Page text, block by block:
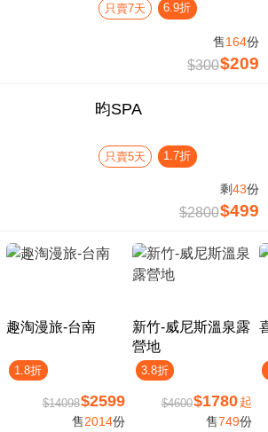
只賣7天 6.9折
售164份
$300$209
昀SPA
只賣5天 1.7折
剩43份
$2800$499
趣淘漫旅-台南
1.8折
$14098$2599
售2014份
新竹-威尼斯溫泉露
營地
3.8折
$4600$1780 起
售749份